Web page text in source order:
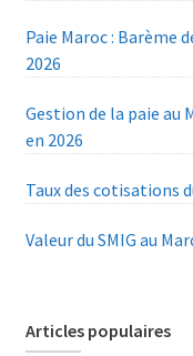
Paie Maroc : Barème
2026
Gestion de la paie au
en 2026
Taux des cotisations
Valeur du SMIG au
Articles populaires